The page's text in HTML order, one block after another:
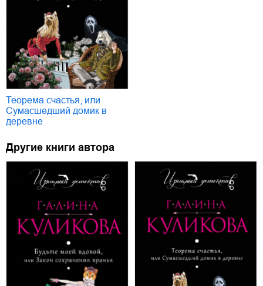
Теорема счастья, или
Сумасшедший домик в
деревне
Другие книги автора